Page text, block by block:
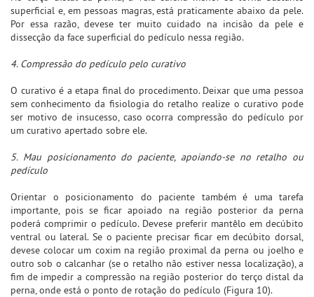
superficial e, em pessoas magras, está praticamente abaixo da pele.
Por essa razão, devese ter muito cuidado na incisão da pele e
dissecção da face superficial do pedículo nessa região.
4. Compressão do pedículo pelo curativo
O curativo é a etapa final do procedimento. Deixar que uma pessoa
sem conhecimento da fisiologia do retalho realize o curativo pode
ser motivo de insucesso, caso ocorra compressão do pedículo por
um curativo apertado sobre ele.
5. Mau posicionamento do paciente, apoiando-se no retalho ou
pedículo
Orientar o posicionamento do paciente também é uma tarefa
importante, pois se ficar apoiado na região posterior da perna
poderá comprimir o pedículo. Devese preferir mantêlo em decúbito
ventral ou lateral. Se o paciente precisar ficar em decúbito dorsal,
devese colocar um coxim na região proximal da perna ou joelho e
outro sob o calcanhar (se o retalho não estiver nessa localização), a
fim de impedir a compressão na região posterior do terço distal da
perna, onde está o ponto de rotação do pedículo (Figura 10).